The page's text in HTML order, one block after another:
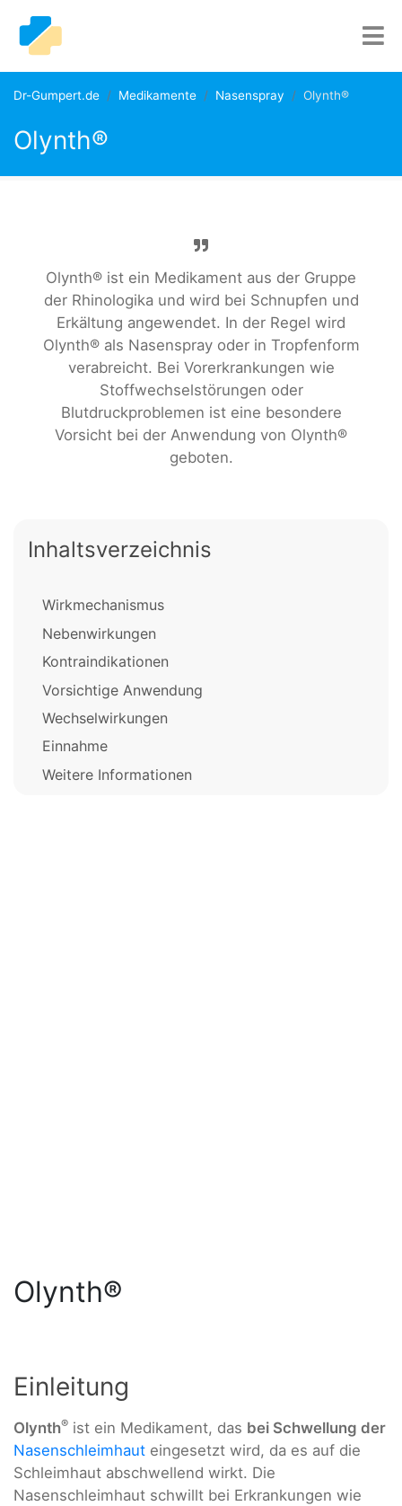
Dr-Gumpert.de Medikamente Nasenspray Olynth®
Olynth®
Olynth® ist ein Medikament aus der Gruppe
der Rhinologika und wird bei Schnupfen und
Erkältung angewendet. In der Regel wird
Olynth® als Nasenspray oder in Tropfenform
verabreicht. Bei Vorerkrankungen wie
Stoffwechselstörungen oder
Blutdruckproblemen ist eine besondere
Vorsicht bei der Anwendung von Olynth®
geboten.
Inhaltsverzeichnis
Wirkmechanismus
Nebenwirkungen
Kontraindikationen
Vorsichtige Anwendung
Wechselwirkungen
Einnahme
Weitere Informationen
Olynth®
Einleitung
Olynth® ist ein Medikament, das bei Schwellung der
Nasenschleimhaut eingesetzt wird, da es auf die
Schleimhaut abschwellend wirkt. Die
Nasenschleimhaut schwillt bei Erkrankungen wie